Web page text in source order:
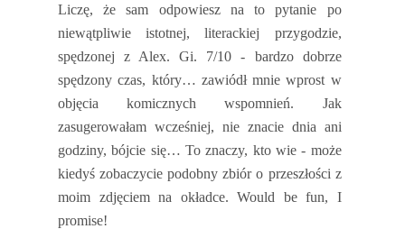
Liczę, że sam odpowiesz na to pytanie po
niewątpliwie istotnej, literackiej przygodzie,
spędzonej z Alex. Gi. 7/10 - bardzo dobrze
spędzony czas, który… zawiódł mnie wprost w
objęcia komicznych wspomnień. Jak
zasugerowałam wcześniej, nie znacie dnia ani
godziny, bójcie się… To znaczy, kto wie - może
kiedyś zobaczycie podobny zbiór o przeszłości z
moim zdjęciem na okładce. Would be fun, I
promise!